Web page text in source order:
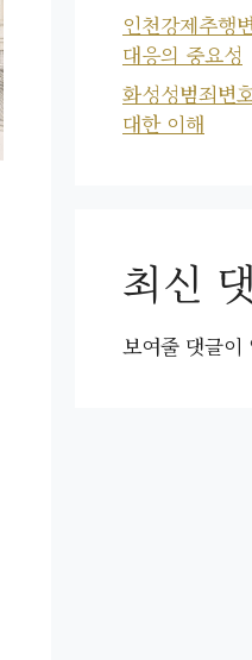
인천강제추행
대응의 중요성
화성성범죄변
대한 이해
최신
보여줄 댓글이